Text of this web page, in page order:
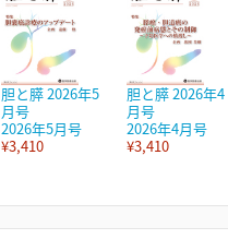
胆と膵 2026年5
月号
2026年5月号
¥3,410
胆と膵 2026年4
月号
2026年4月号
¥3,410